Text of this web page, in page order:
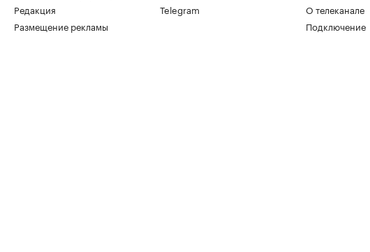
Редакция
Размещение рекламы
Telegram
О телеканале
Подключение